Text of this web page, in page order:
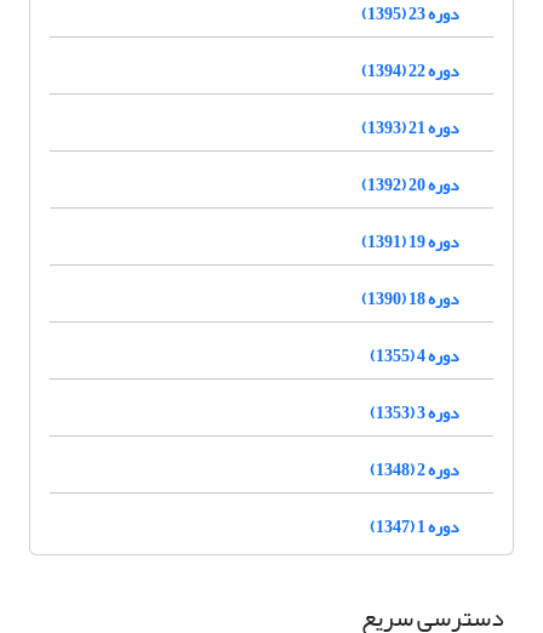
دوره 23 (1395)
دوره 22 (1394)
دوره 21 (1393)
دوره 20 (1392)
دوره 19 (1391)
دوره 18 (1390)
دوره 4 (1355)
دوره 3 (1353)
دوره 2 (1348)
دوره 1 (1347)
دسترسی سریع